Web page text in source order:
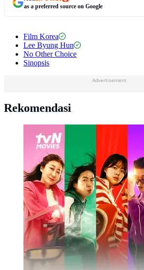
as a preferred source on Google
Film Korea
Lee Byung Hun
No Other Choice
Sinopsis
Advertisement
Rekomendasi